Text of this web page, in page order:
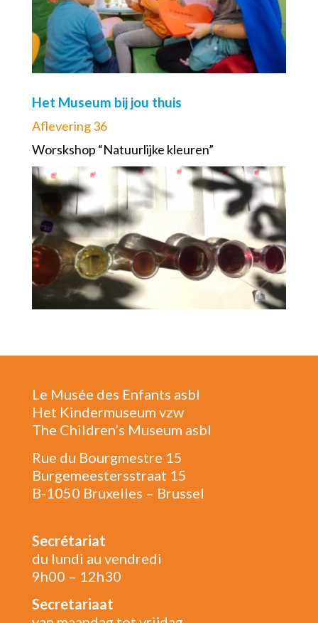
Het Museum bij jou thuis
Aflevering 36
Worskshop “Natuurlijke kleuren”
Le Musée des Enfants asbl
Het Kindermuseum vzw
The Children’s Museum asbl
Rue du Bourgmestre 15
Burgemeestersstraat 15
B-1050 Bruxelles – Brussel
Secrétariat
du lundi au vendredi
9h00 – 12h30
Secretariaat